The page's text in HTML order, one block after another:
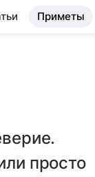
Приметы
просто